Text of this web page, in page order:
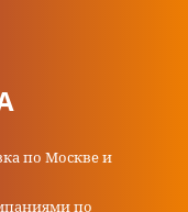
по Москве и
по